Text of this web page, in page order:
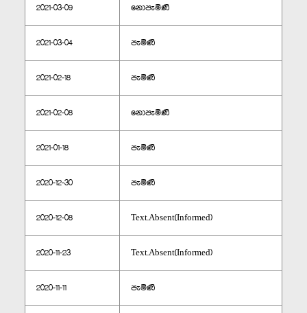
2021-03-09 නොපැමිණි
2021-03-04 පැමිණි
2021-02-18 පැමිණි
2021-02-08 නොපැමිණි
2021-01-18 පැමිණි
2020-12-30 පැමිණි
2020-12-08 Text.Absent(Informed)
2020-11-23 Text.Absent(Informed)
2020-11-11 පැමිණි